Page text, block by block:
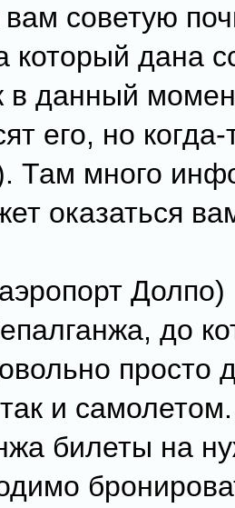
вам советую
который дана
в данный
его, но
Там много
оказаться
Долпо)
до
просто
и
билеты на